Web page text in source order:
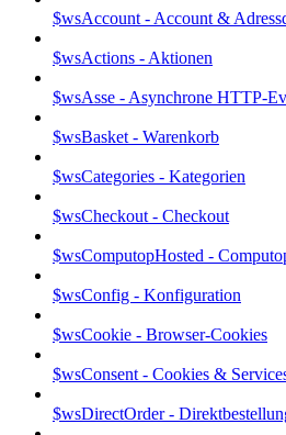
$wsAccount - Account &
$wsActions - Aktionen
$wsAsse - Asynchrone HTTP-
$wsBasket - Warenkorb
$wsCategories - Kategorien
$wsCheckout - Checkout
$wsComputopHosted -
$wsConfig - Konfiguration
$wsCookie - Browser-Cookies
$wsConsent - Cookies &
$wsDirectOrder -